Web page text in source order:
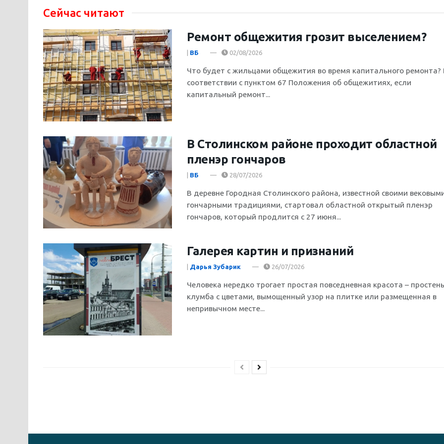
Сейчас читают
Ремонт общежития грозит выселением?
ВБ 02/08/2026
Что будет с жильцами общежития во время капитального ремонта?
соответствии с пунктом 67 Положения об общежитиях, если
капитальный ремонт...
В Столинском районе проходит областной
пленэр гончаров
ВБ 28/07/2026
В деревне Городная Столинского района, известной своими
гончарными традициями, стартовал областной открытый пленэр
гончаров, который продлится с 27 июня...
Галерея картин и признаний
Дарья Зубарик 26/07/2026
Человека нередко трогает простая повседневная красота –
клумба с цветами, вымощенный узор на плитке или размещенная в
непривычном месте...